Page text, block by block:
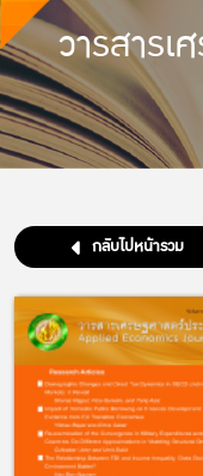
วารสาร
กลับไปหน้ารวม